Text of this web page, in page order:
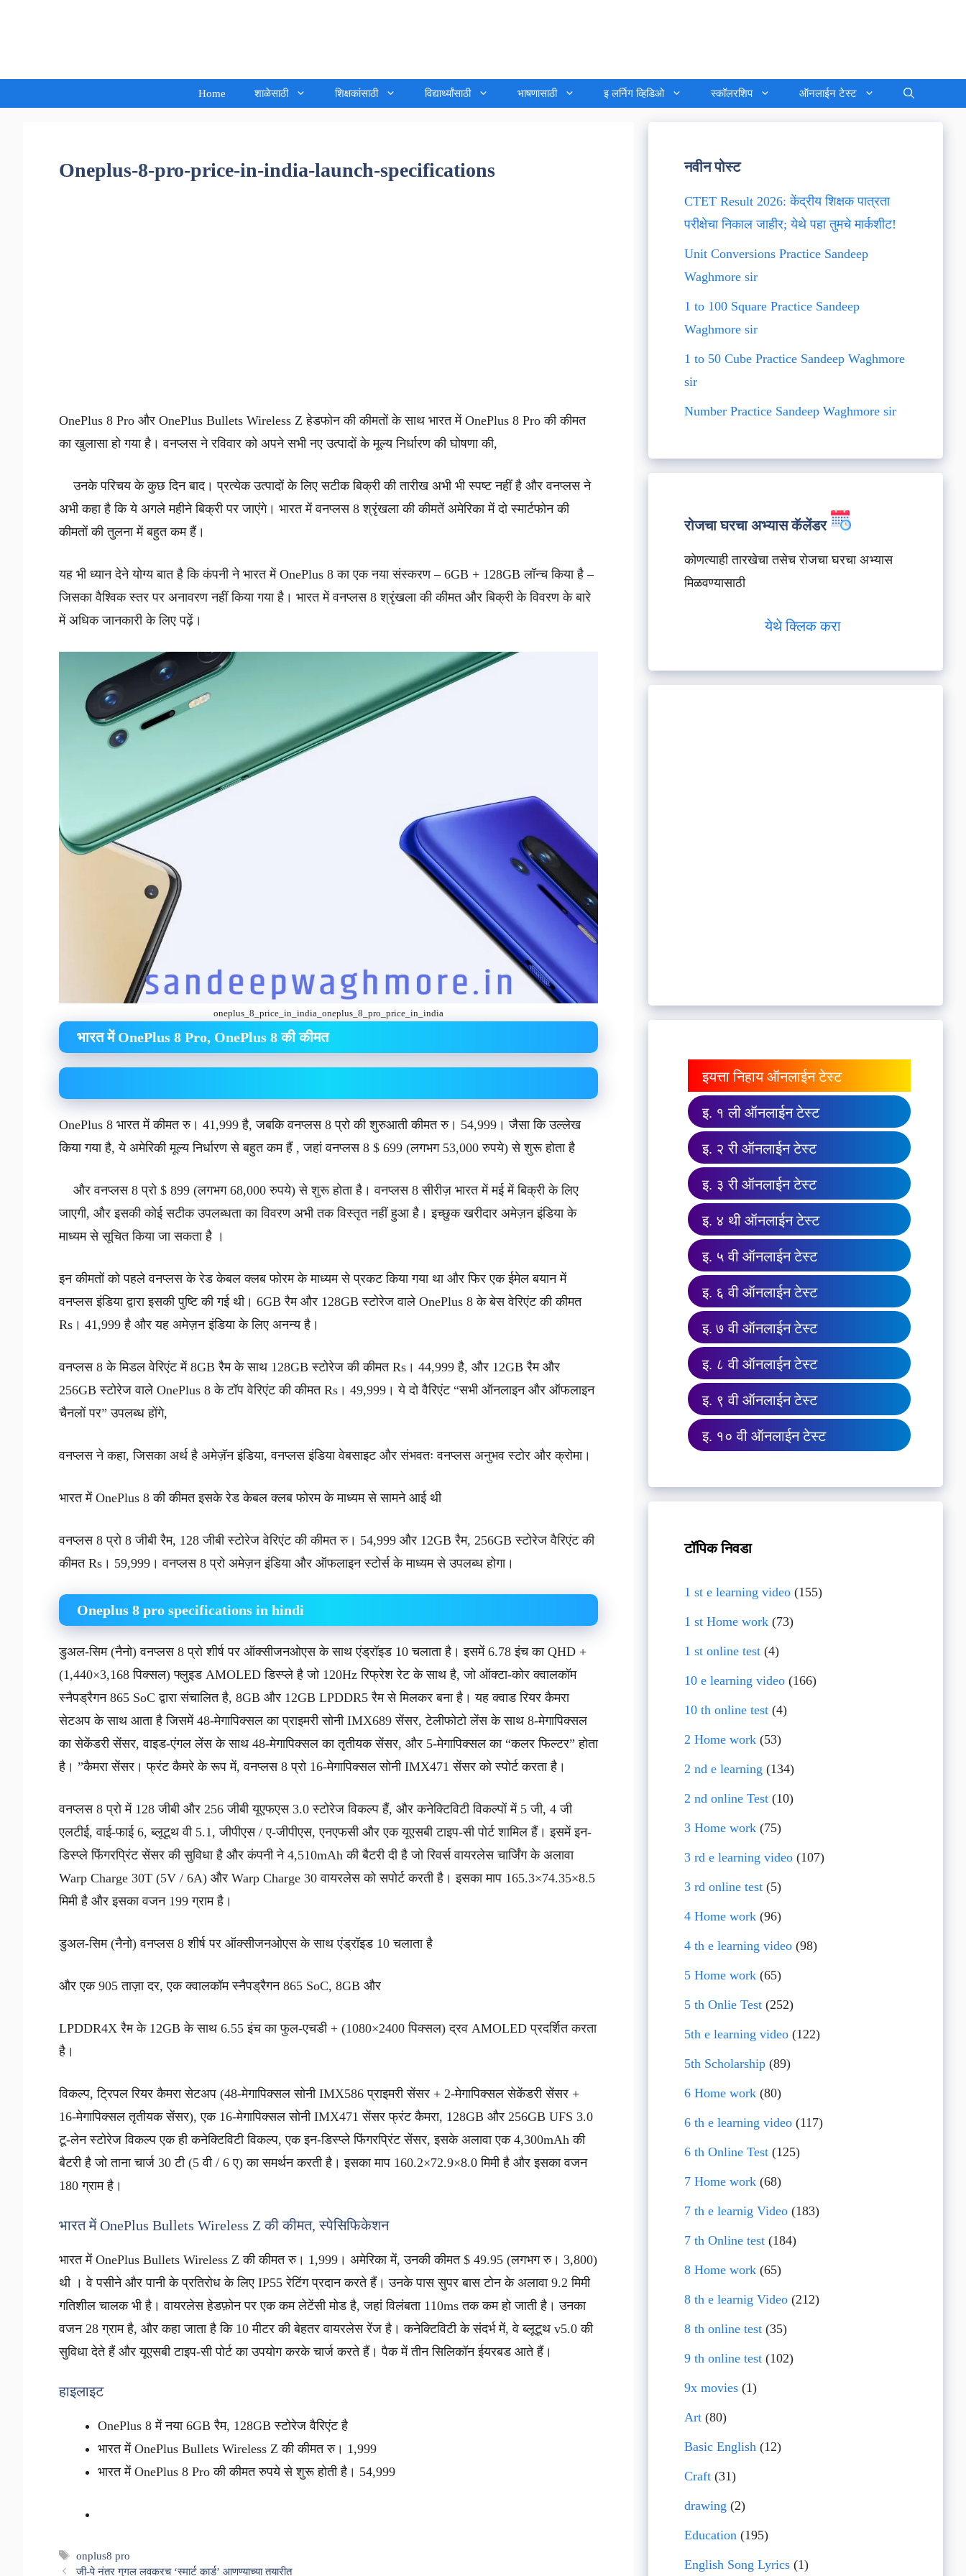
Home शाळेसाठी शिक्षकांसाठी विद्यार्थ्यांसाठी भाषणासाठी इ लर्निग व्हिडिओ स्कॉलरशिप ऑनलाईन टेस्ट
Oneplus-8-pro-price-in-india-launch-specifications
OnePlus 8 Pro और OnePlus Bullets Wireless Z हेडफोन की कीमतों के साथ भारत में OnePlus 8 Pro की कीमत
का खुलासा हो गया है। वनप्लस ने रविवार को अपने सभी नए उत्पादों के मूल्य निर्धारण की घोषणा की,
उनके परिचय के कुछ दिन बाद। प्रत्येक उत्पादों के लिए सटीक बिक्री की तारीख अभी भी स्पष्ट नहीं है और वनप्लस ने
अभी कहा है कि ये अगले महीने बिक्री पर जाएंगे। भारत में वनप्लस 8 श्रृंखला की कीमतें अमेरिका में दो स्मार्टफोन की
कीमतों की तुलना में बहुत कम हैं।
यह भी ध्यान देने योग्य बात है कि कंपनी ने भारत में OnePlus 8 का एक नया संस्करण – 6GB + 128GB लॉन्च किया है –
जिसका वैश्विक स्तर पर अनावरण नहीं किया गया है। भारत में वनप्लस 8 श्रृंखला की कीमत और बिक्री के विवरण के बारे
में अधिक जानकारी के लिए पढ़ें।
oneplus_8_price_in_india_oneplus_8_pro_price_in_india
भारत में OnePlus 8 Pro, OnePlus 8 की कीमत
OnePlus 8 भारत में कीमत रु। 41,999 है, जबकि वनप्लस 8 प्रो की शुरुआती कीमत रु। 54,999। जैसा कि उल्लेख
किया गया है, ये अमेरिकी मूल्य निर्धारण से बहुत कम हैं , जहां वनप्लस 8 $ 699 (लगभग 53,000 रुपये) से शुरू होता है
और वनप्लस 8 प्रो $ 899 (लगभग 68,000 रुपये) से शुरू होता है। वनप्लस 8 सीरीज़ भारत में मई में बिक्री के लिए
जाएगी, और इसकी कोई सटीक उपलब्धता का विवरण अभी तक विस्तृत नहीं हुआ है। इच्छुक खरीदार अमेज़न इंडिया के
माध्यम से सूचित किया जा सकता है ।
इन कीमतों को पहले वनप्लस के रेड केबल क्लब फोरम के माध्यम से प्रकट किया गया था और फिर एक ईमेल बयान में
वनप्लस इंडिया द्वारा इसकी पुष्टि की गई थी। 6GB रैम और 128GB स्टोरेज वाले OnePlus 8 के बेस वेरिएंट की कीमत
Rs। 41,999 है और यह अमेज़न इंडिया के लिए अनन्य है।
वनप्लस 8 के मिडल वेरिएंट में 8GB रैम के साथ 128GB स्टोरेज की कीमत Rs। 44,999 है, और 12GB रैम और
256GB स्टोरेज वाले OnePlus 8 के टॉप वेरिएंट की कीमत Rs। 49,999। ये दो वैरिएंट “सभी ऑनलाइन और ऑफलाइन
चैनलों पर” उपलब्ध होंगे,
वनप्लस ने कहा, जिसका अर्थ है अमेज़ॅन इंडिया, वनप्लस इंडिया वेबसाइट और संभवतः वनप्लस अनुभव स्टोर और क्रोमा।
भारत में OnePlus 8 की कीमत इसके रेड केबल क्लब फोरम के माध्यम से सामने आई थी
वनप्लस 8 प्रो 8 जीबी रैम, 128 जीबी स्टोरेज वेरिएंट की कीमत रु। 54,999 और 12GB रैम, 256GB स्टोरेज वैरिएंट की
कीमत Rs। 59,999। वनप्लस 8 प्रो अमेज़न इंडिया और ऑफलाइन स्टोर्स के माध्यम से उपलब्ध होगा।
Oneplus 8 pro specifications in hindi
डुअल-सिम (नैनो) वनप्लस 8 प्रो शीर्ष पर ऑक्सीजनओएस के साथ एंड्रॉइड 10 चलाता है। इसमें 6.78 इंच का QHD +
(1,440×3,168 पिक्सल) फ्लुइड AMOLED डिस्प्ले है जो 120Hz रिफ्रेश रेट के साथ है, जो ऑक्टा-कोर क्वालकॉम
स्नैपड्रैगन 865 SoC द्वारा संचालित है, 8GB और 12GB LPDDR5 रैम से मिलकर बना है। यह क्वाड रियर कैमरा
सेटअप के साथ आता है जिसमें 48-मेगापिक्सल का प्राइमरी सोनी IMX689 सेंसर, टेलीफोटो लेंस के साथ 8-मेगापिक्सल
का सेकेंडरी सेंसर, वाइड-एंगल लेंस के साथ 48-मेगापिक्सल का तृतीयक सेंसर, और 5-मेगापिक्सल का “कलर फिल्टर” होता
है। ”कैमरा सेंसर। फ्रंट कैमरे के रूप में, वनप्लस 8 प्रो 16-मेगापिक्सल सोनी IMX471 सेंसर को स्पोर्ट करता है।
वनप्लस 8 प्रो में 128 जीबी और 256 जीबी यूएफएस 3.0 स्टोरेज विकल्प हैं, और कनेक्टिविटी विकल्पों में 5 जी, 4 जी
एलटीई, वाई-फाई 6, ब्लूटूथ वी 5.1, जीपीएस / ए-जीपीएस, एनएफसी और एक यूएसबी टाइप-सी पोर्ट शामिल हैं। इसमें इन-
डिस्प्ले फिंगरप्रिंट सेंसर की सुविधा है और कंपनी ने 4,510mAh की बैटरी दी है जो रिवर्स वायरलेस चार्जिंग के अलावा
Warp Charge 30T (5V / 6A) और Warp Charge 30 वायरलेस को सपोर्ट करती है। इसका माप 165.3×74.35×8.5
मिमी है और इसका वजन 199 ग्राम है।
डुअल-सिम (नैनो) वनप्लस 8 शीर्ष पर ऑक्सीजनओएस के साथ एंड्रॉइड 10 चलाता है
और एक 905 ताज़ा दर, एक क्वालकॉम स्नैपड्रैगन 865 SoC, 8GB और
LPDDR4X रैम के 12GB के साथ 6.55 इंच का फुल-एचडी + (1080×2400 पिक्सल) द्रव AMOLED प्रदर्शित करता
है।
विकल्प, ट्रिपल रियर कैमरा सेटअप (48-मेगापिक्सल सोनी IMX586 प्राइमरी सेंसर + 2-मेगापिक्सल सेकेंडरी सेंसर +
16-मेगापिक्सल तृतीयक सेंसर), एक 16-मेगापिक्सल सोनी IMX471 सेंसर फ्रंट कैमरा, 128GB और 256GB UFS 3.0
टू-लेन स्टोरेज विकल्प एक ही कनेक्टिविटी विकल्प, एक इन-डिस्प्ले फिंगरप्रिंट सेंसर, इसके अलावा एक 4,300mAh की
बैटरी है जो ताना चार्ज 30 टी (5 वी / 6 ए) का समर्थन करती है। इसका माप 160.2×72.9×8.0 मिमी है और इसका वजन
180 ग्राम है।
भारत में OnePlus Bullets Wireless Z की कीमत, स्पेसिफिकेशन
भारत में OnePlus Bullets Wireless Z की कीमत रु। 1,999। अमेरिका में, उनकी कीमत $ 49.95 (लगभग रु। 3,800)
थी । वे पसीने और पानी के प्रतिरोध के लिए IP55 रेटिंग प्रदान करते हैं। उनके पास सुपर बास टोन के अलावा 9.2 मिमी
गतिशील चालक भी है। वायरलेस हेडफ़ोन पर एक कम लेटेंसी मोड है, जहां विलंबता 110ms तक कम हो जाती है। उनका
वजन 28 ग्राम है, और कहा जाता है कि 10 मीटर की बेहतर वायरलेस रेंज है। कनेक्टिविटी के संदर्भ में, वे ब्लूटूथ v5.0 की
सुविधा देते हैं और यूएसबी टाइप-सी पोर्ट का उपयोग करके चार्ज करते हैं। पैक में तीन सिलिकॉन ईयरबड आते हैं।
हाइलाइट
OnePlus 8 में नया 6GB रैम, 128GB स्टोरेज वैरिएंट है
भारत में OnePlus Bullets Wireless Z की कीमत रु। 1,999
भारत में OnePlus 8 Pro की कीमत रुपये से शुरू होती है। 54,999
Tags
onplus8 pro
जी-पे नंतर गुगल लवकरच ‘स्मार्ट कार्ड’ आणण्याच्या तयारीत
नवीन पोस्ट
CTET Result 2026: केंद्रीय शिक्षक पात्रता
परीक्षेचा निकाल जाहीर; येथे पहा तुमचे मार्कशीट!
Unit Conversions Practice Sandeep
Waghmore sir
1 to 100 Square Practice Sandeep
Waghmore sir
1 to 50 Cube Practice Sandeep Waghmore
sir
Number Practice Sandeep Waghmore sir
रोजचा घरचा अभ्यास कॅलेंडर
कोणत्याही तारखेचा तसेच रोजचा घरचा अभ्यास
मिळवण्यासाठी
येथे क्लिक करा
इयत्ता निहाय ऑनलाईन टेस्ट
इ. १ ली ऑनलाईन टेस्ट
इ. २ री ऑनलाईन टेस्ट
इ. ३ री ऑनलाईन टेस्ट
इ. ४ थी ऑनलाईन टेस्ट
इ. ५ वी ऑनलाईन टेस्ट
इ. ६ वी ऑनलाईन टेस्ट
इ. ७ वी ऑनलाईन टेस्ट
इ. ८ वी ऑनलाईन टेस्ट
इ. ९ वी ऑनलाईन टेस्ट
इ. १० वी ऑनलाईन टेस्ट
टॉपिक निवडा
1 st e learning video (155)
1 st Home work (73)
1 st online test (4)
10 e learning video (166)
10 th online test (4)
2 Home work (53)
2 nd e learning (134)
2 nd online Test (10)
3 Home work (75)
3 rd e learning video (107)
3 rd online test (5)
4 Home work (96)
4 th e learning video (98)
5 Home work (65)
5 th Onlie Test (252)
5th e learning video (122)
5th Scholarship (89)
6 Home work (80)
6 th e learning video (117)
6 th Online Test (125)
7 Home work (68)
7 th e learnig Video (183)
7 th Online test (184)
8 Home work (65)
8 th e learnig Video (212)
8 th online test (35)
9 th online test (102)
9x movies (1)
Art (80)
Basic English (12)
Craft (31)
drawing (2)
Education (195)
English Song Lyrics (1)